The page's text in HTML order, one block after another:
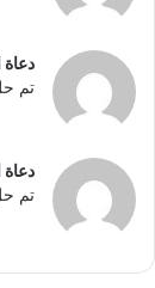
دعاة
تم
دعاة
تم